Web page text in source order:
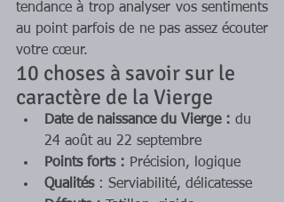
tendance à trop analyser vos sentiments
au point parfois de ne pas assez écouter
votre cœur.
10 choses à savoir sur le
caractère de la Vierge
Date de naissance du Vierge : du
24 août au 22 septembre
Points forts : Précision, logique
Qualités : Serviabilité, délicatesse